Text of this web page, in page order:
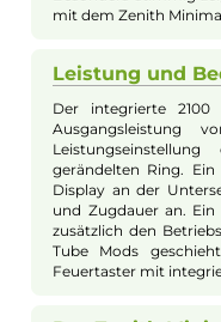
Zugverhalten:
Bei Fragen zu